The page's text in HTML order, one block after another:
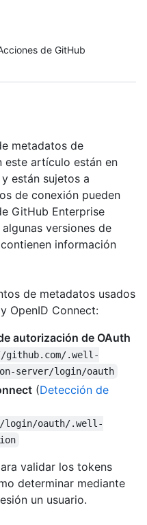
de GitHub
metadatos de
este artículo están en
están sujetos a
de conexión pueden
GitHub Enterprise
versiones de
información
de metadatos usados
OpenID Connect:
autorización de OAuth
.well-
server/login/oauth
(Detección de
login/oauth/.well-
validar los tokens
determinar mediante
un usuario.